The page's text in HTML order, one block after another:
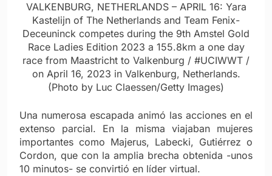
VALKENBURG, NETHERLANDS – APRIL 16: Yara
Kastelijn of The Netherlands and Team Fenix-
Deceuninck competes during the 9th Amstel Gold
Race Ladies Edition 2023 a 155.8km a one day
race from Maastricht to Valkenburg / #UCIWWT /
on April 16, 2023 in Valkenburg, Netherlands.
(Photo by Luc Claessen/Getty Images)
Una numerosa escapada animó las acciones en el
extenso parcial. En la misma viajaban mujeres
importantes como Majerus, Labecki, Gutiérrez o
Cordon, que con la amplia brecha obtenida -unos
10 minutos- se convirtió en líder virtual.